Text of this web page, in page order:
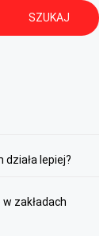
lepiej?
zakładach